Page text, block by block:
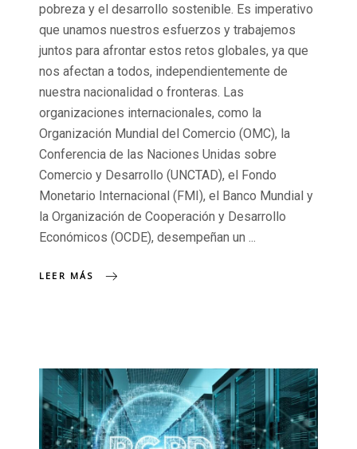
pobreza y el desarrollo sostenible. Es imperativo
que unamos nuestros esfuerzos y trabajemos
juntos para afrontar estos retos globales, ya que
nos afectan a todos, independientemente de
nuestra nacionalidad o fronteras. Las
organizaciones internacionales, como la
Organización Mundial del Comercio (OMC), la
Conferencia de las Naciones Unidas sobre
Comercio y Desarrollo (UNCTAD), el Fondo
Monetario Internacional (FMI), el Banco Mundial y
la Organización de Cooperación y Desarrollo
Económicos (OCDE), desempeñan un
LEER MÁS